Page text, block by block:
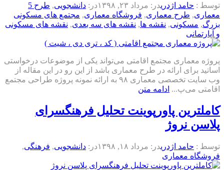
توسط : حامد اژدریدر: مرداد ۲۳, ۱۳۹۸ در: دانشجویی,
طرح 5
معماری, طرح معماری, فروشگاه معماری, مجتمع های مسکونی
بزرگ, مسکونی, نقشه ها, نقشه های سه بعدی, نقشه های مسکونی
و آپارتمانی
پروژه معماری مجتمع اقامتی می‌تواند یکی از موضوعات درخواستی
اساتید برای ارائه در طرح معماری باشد از این رو در این مقاله از
وب سایت تخصصی معماری ۹۸ به ارائه نمونه پروژه طراحی مجتمع
اقامتی می‌پ... ادامه متن
کاملترین پاورپوینت تحلیل فرهنگسرای
پلاسن نروژ
توسط : حامد اژدریدر: مرداد ۱۸, ۱۳۹۸ در: دانشجویی, فرهنگی,
فروشگاه معماری